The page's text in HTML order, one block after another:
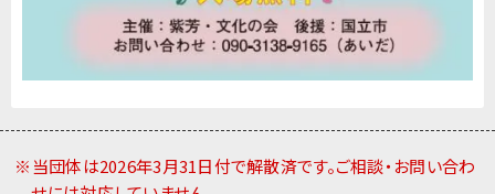
※当団体は2026年3月31日付で解散済です。ご相談・お問い合わ